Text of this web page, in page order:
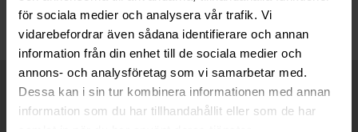
för sociala medier och analysera vår trafik. Vi
vidarebefordrar även sådana identifierare och annan
information från din enhet till de sociala medier och
annons- och analysföretag som vi samarbetar med.
Dessa kan i sin tur kombinera informationen med annan
information som du har tillhandahållit eller som de har
Handla hos oss